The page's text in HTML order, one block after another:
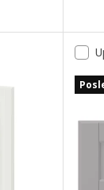
prljavobela,
prljavobela, 40x80
prljavobela,
prljavobela,